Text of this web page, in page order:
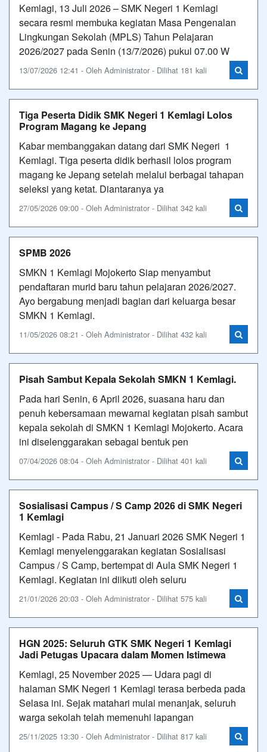
Kemlagi, 13 Juli 2026 – SMK Negeri 1 Kemlagi
secara resmi membuka kegiatan Masa Pengenalan
Lingkungan Sekolah (MPLS) Tahun Pelajaran
2026/2027 pada Senin (13/7/2026) pukul 07.00 W
13/07/2026 12:41 - Oleh Administrator - Dilihat 181 kali
Tiga Peserta Didik SMK Negeri 1 Kemlagi Lolos
Program Magang ke Jepang
Kabar membanggakan datang dari SMK Negeri 1
Kemlagi. Tiga peserta didik berhasil lolos program
magang ke Jepang setelah melalui berbagai tahapan
seleksi yang ketat. Diantaranya ya
27/05/2026 09:00 - Oleh Administrator - Dilihat 342 kali
SPMB 2026
SMKN 1 Kemlagi Mojokerto Siap menyambut
pendaftaran murid baru tahun pelajaran 2026/2027.
Ayo bergabung menjadi bagian dari keluarga besar
SMKN 1 Kemlagi.
11/05/2026 08:21 - Oleh Administrator - Dilihat 432 kali
Pisah Sambut Kepala Sekolah SMKN 1 Kemlagi.
Pada hari Senin, 6 April 2026, suasana haru dan
penuh kebersamaan mewarnai kegiatan pisah sambut
kepala sekolah di SMKN 1 Kemlagi Mojokerto. Acara
ini diselenggarakan sebagai bentuk pen
07/04/2026 08:04 - Oleh Administrator - Dilihat 401 kali
Sosialisasi Campus / S Camp 2026 di SMK Negeri
1 Kemlagi
Kemlagi - Pada Rabu, 21 Januari 2026 SMK Negeri 1
Kemlagi menyelenggarakan kegiatan Sosialisasi
Campus / S Camp, bertempat di Aula SMK Negeri 1
Kemlagi. Kegiatan ini diikuti oleh seluru
21/01/2026 20:03 - Oleh Administrator - Dilihat 575 kali
HGN 2025: Seluruh GTK SMK Negeri 1 Kemlagi
Jadi Petugas Upacara dalam Momen Istimewa
Kemlagi, 25 November 2025 — Udara pagi di
halaman SMK Negeri 1 Kemlagi terasa berbeda pada
Selasa ini. Sejak matahari mulai menanjak, seluruh
warga sekolah telah memenuhi lapangan
25/11/2025 13:30 - Oleh Administrator - Dilihat 817 kali